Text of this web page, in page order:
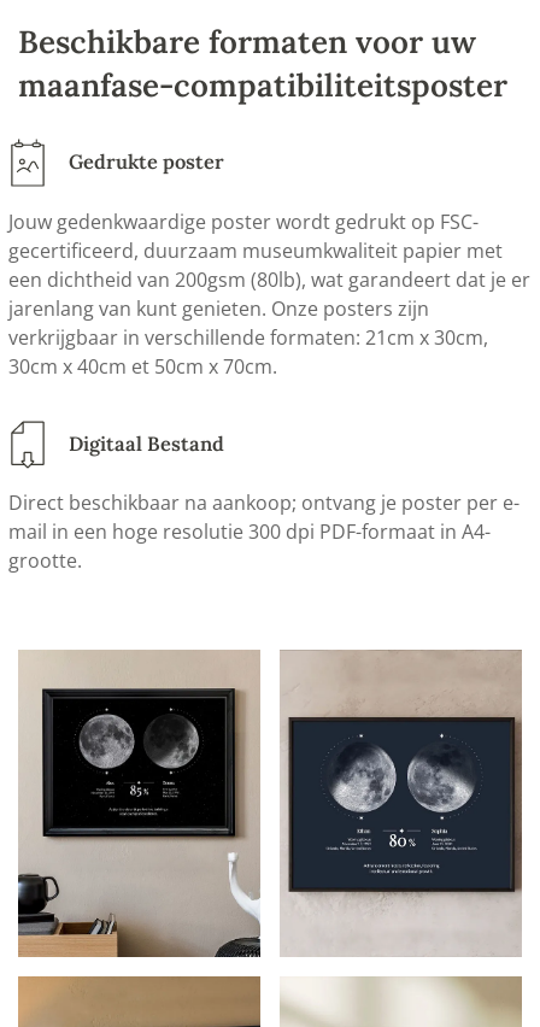
Beschikbare formaten voor uw
maanfase-compatibiliteitsposter
Gedrukte poster
Jouw gedenkwaardige poster wordt gedrukt op FSC-
gecertificeerd, duurzaam museumkwaliteit papier met
een dichtheid van 200gsm (80lb), wat garandeert dat je er
jarenlang van kunt genieten. Onze posters zijn
verkrijgbaar in verschillende formaten: 21cm x 30cm,
30cm x 40cm et 50cm x 70cm.
Digitaal Bestand
Direct beschikbaar na aankoop; ontvang je poster per e-
mail in een hoge resolutie 300 dpi PDF-formaat in A4-
grootte.